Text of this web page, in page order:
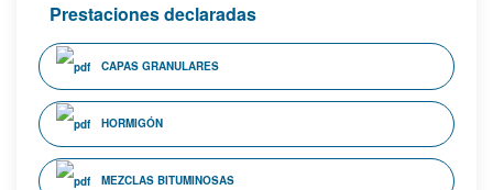
Prestaciones declaradas
CAPAS GRANULARES
HORMIGÓN
MEZCLAS BITUMINOSAS